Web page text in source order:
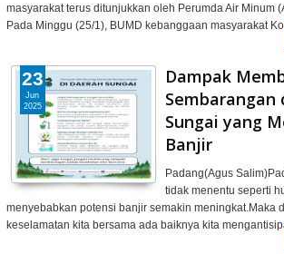
masyarakat terus ditunjukkan oleh Perumda Air Minum
Pada Minggu (25/1), BUMD kebanggaan masyarakat
Dampak
Sembarangan
Sungai yang
Banjir
Padang(Agus
tidak menentu seperti
menyebabkan potensi banjir semakin meningkat.Maka
keselamatan kita bersama ada baiknya kita
23
Jun
2025